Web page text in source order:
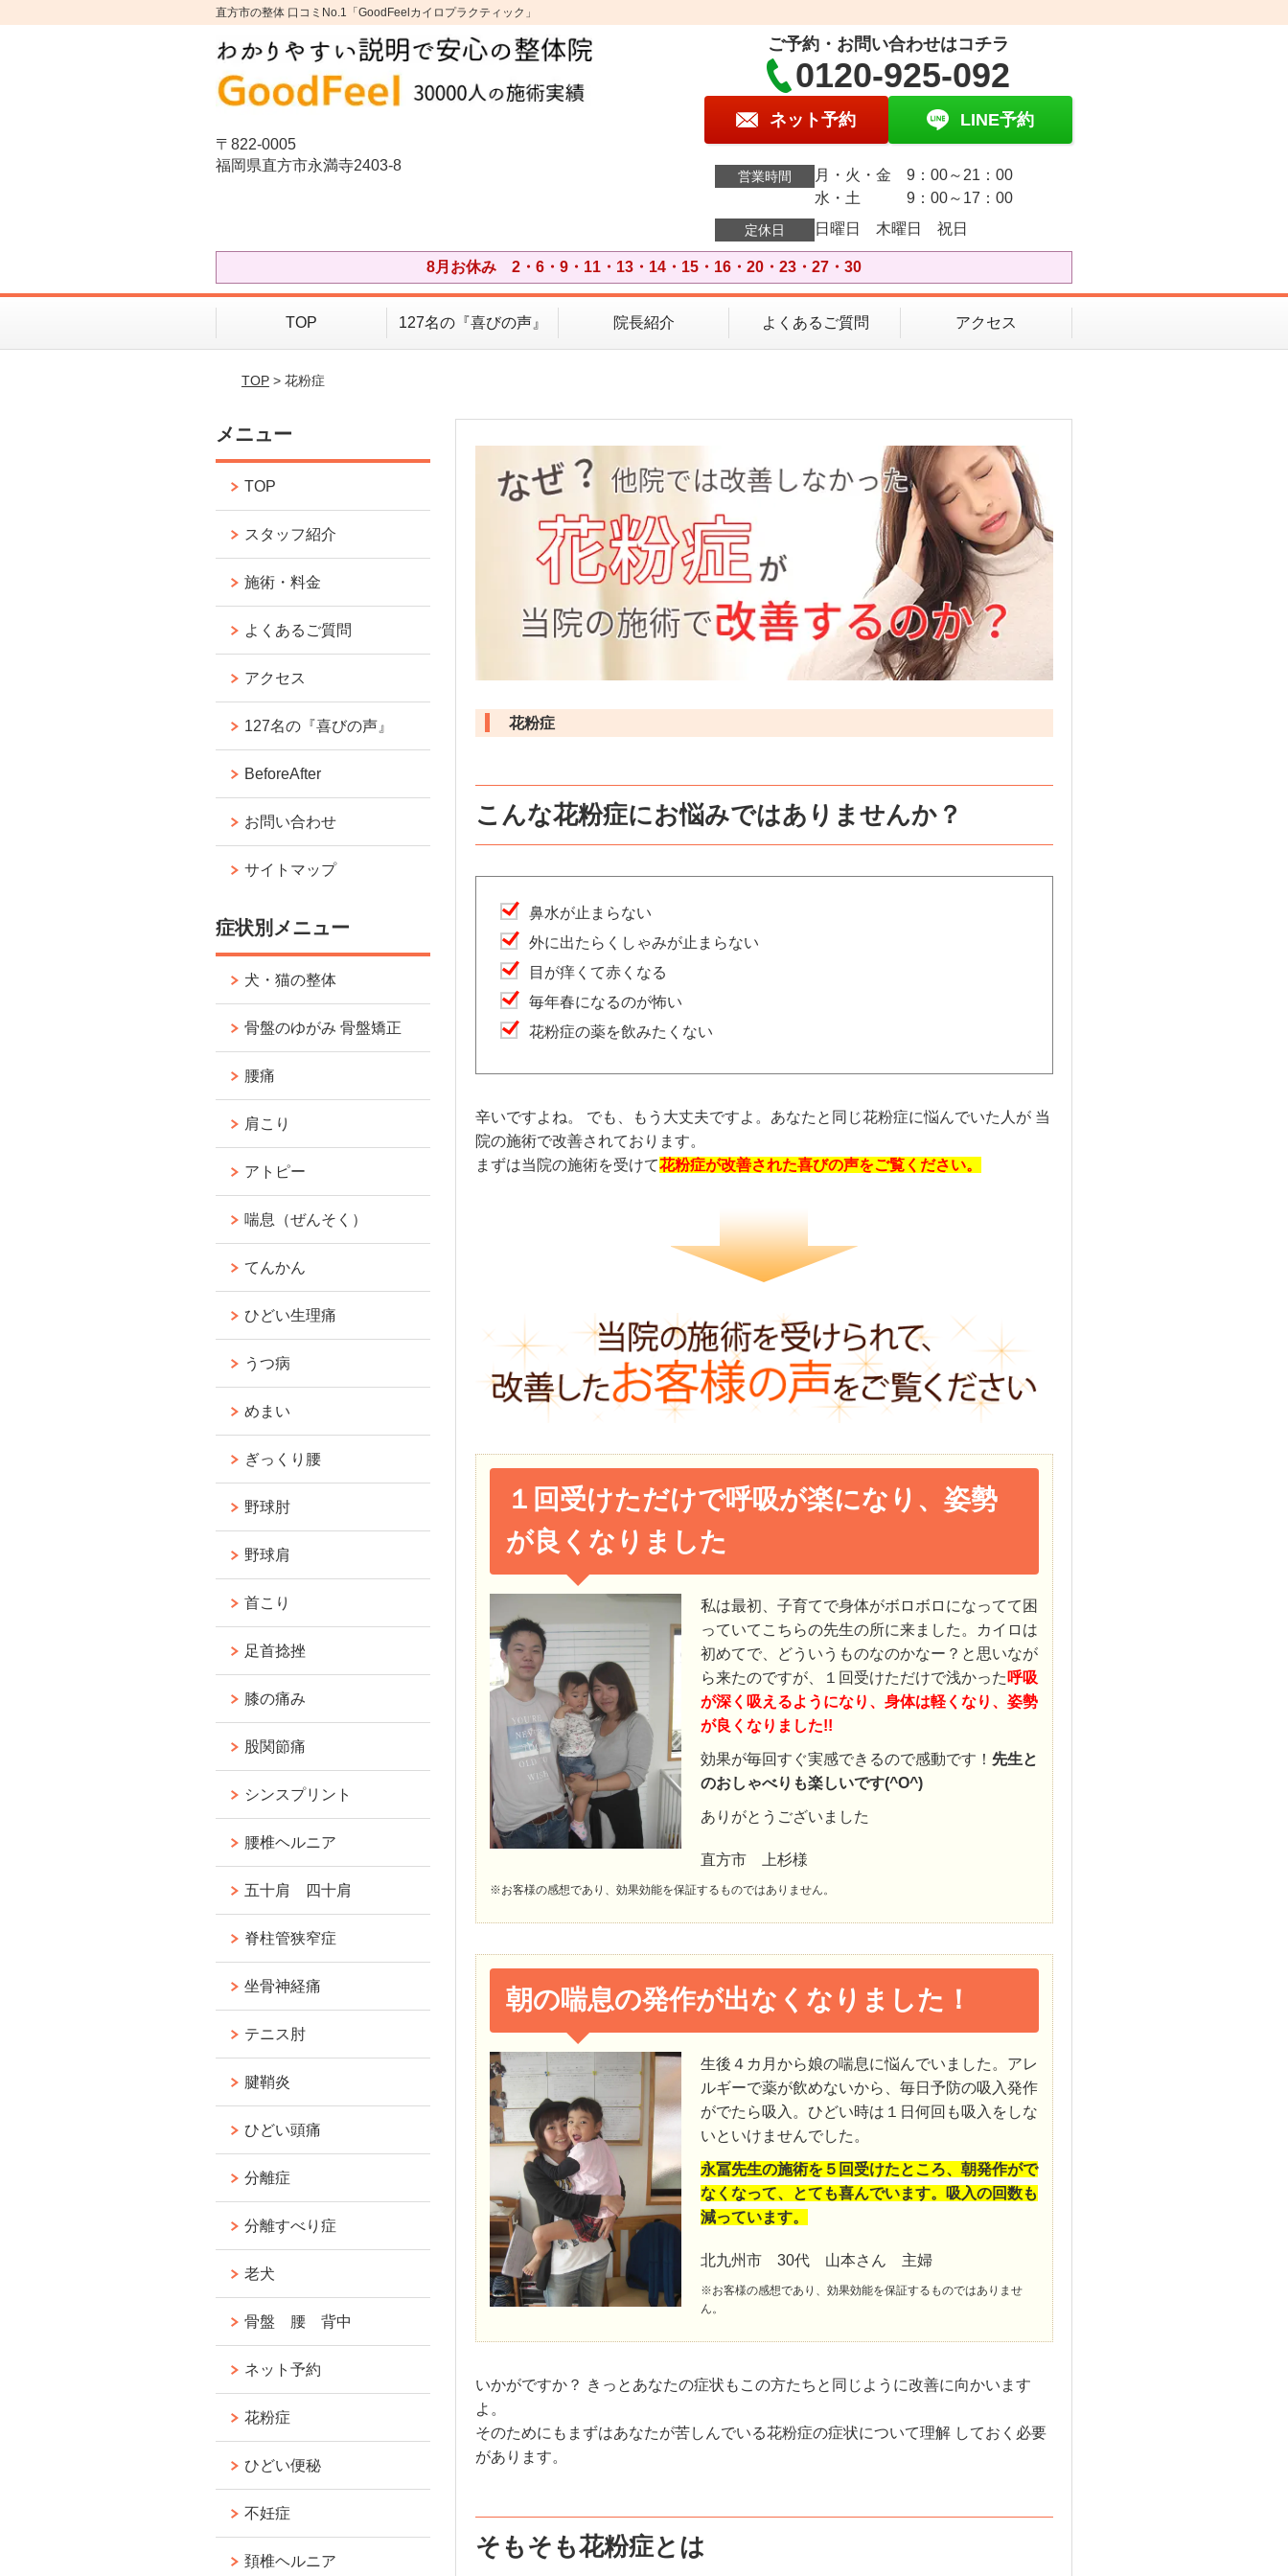
直方市の整体 口コミNo.1「GoodFeelカイロプラクティック」
〒822-0005
福岡県直方市永満寺2403-8
ご予約・お問い合わせはコチラ
0120-925-092
ネット予約 LINE予約
営業時間
月・火・金 9：00～21：00
水・土 9：00～17：00
定休日 日曜日 木曜日 祝日
8月お休み 2・6・9・11・13・14・15・16・20・23・27・30
TOP 127名の『喜びの声』 院長紹介 よくあるご質問 アクセス
TOP> 花粉症
花粉症
こんな花粉症にお悩みではありませんか？
鼻水が止まらない
外に出たらくしゃみが止まらない
目が痒くて赤くなる
毎年春になるのが怖い
花粉症の薬を飲みたくない
辛いですよね。 でも、もう大丈夫ですよ。あなたと同じ花粉症に悩んでいた人が 当
院の施術で改善されております。
まずは当院の施術を受けて花粉症が改善された喜びの声をご覧ください。
１回受けただけで呼吸が楽になり、姿勢
が良くなりました
私は最初、子育てで身体がボロボロになってて困
っていてこちらの先生の所に来ました。カイロは
初めてで、どういうものなのかなー？と思いなが
ら来たのですが、１回受けただけで浅かった 呼吸
が深く吸えるようになり、身体は軽くなり、姿勢
が良くなりました!!
効果が毎回すぐ実感できるので感動です！ 先生と
のおしゃべりも楽しいです(^O^)
ありがとうございました
直方市 上杉様
※お客様の感想であり、効果効能を保証するものではありません。
朝の喘息の発作が出なくなりました！
生後４カ月から娘の喘息に悩んでいました。アレ
ルギーで薬が飲めないから、毎日予防の吸入発作
がでたら吸入。ひどい時は１日何回も吸入をしな
いといけませんでした。
永冨先生の施術を５回受けたところ、朝発作がで
なくなって、とても喜んでいます。吸入の回数も
減っています。
北九州市 30代 山本さん 主婦
※お客様の感想であり、効果効能を保証するものではありませ
ん。
いかがですか？ きっとあなたの症状もこの方たちと同じように改善に向かいます
よ。
そのためにもまずはあなたが苦しんでいる花粉症の症状について理解 しておく必要
があります。
そもそも花粉症とは
メニュー
TOP
スタッフ紹介
施術・料金
よくあるご質問
アクセス
127名の『喜びの声』
BeforeAfter
お問い合わせ
サイトマップ
症状別メニュー
犬・猫の整体
骨盤のゆがみ 骨盤矯正
腰痛
肩こり
アトピー
喘息（ぜんそく）
てんかん
ひどい生理痛
うつ病
めまい
ぎっくり腰
野球肘
野球肩
首こり
足首捻挫
膝の痛み
股関節痛
シンスプリント
腰椎ヘルニア
五十肩 四十肩
脊柱管狭窄症
坐骨神経痛
テニス肘
腱鞘炎
ひどい頭痛
分離症
分離すべり症
老犬
骨盤 腰 背中
ネット予約
花粉症
ひどい便秘
不妊症
頚椎ヘルニア